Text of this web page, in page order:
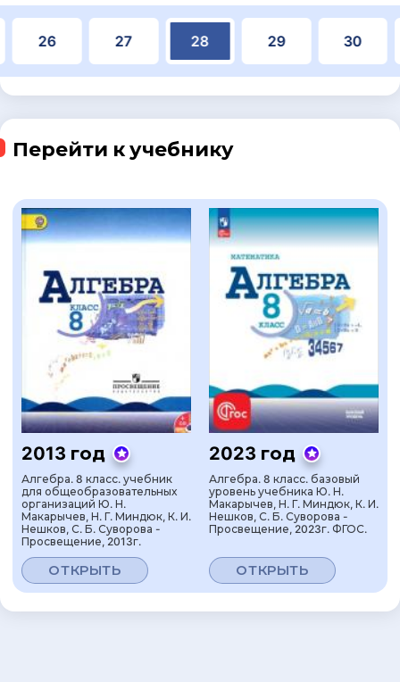
26 27 28 29 30
Перейти к учебнику
2013 год
Алгебра. 8 класс. учебник
для общеобразовательных
организаций Ю. Н.
Макарычев, Н. Г. Миндюк, К. И.
Нешков, С. Б. Суворова -
Просвещение, 2013г.
ОТКРЫТЬ
2023 год
Алгебра. 8 класс. базовый
уровень учебника Ю. Н.
Макарычев, Н. Г. Миндюк, К. И.
Нешков, С. Б. Суворова -
Просвещение, 2023г. ФГОС.
ОТКРЫТЬ